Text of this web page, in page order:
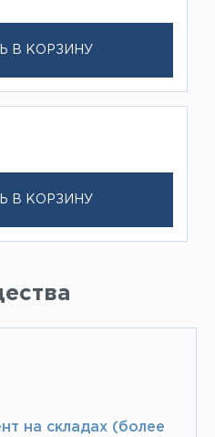
В КОРЗИНУ
В КОРЗИНУ
на складах (более